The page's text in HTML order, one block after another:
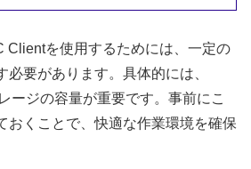
Clientを使用するためには、一定の
必要があります。具体的には、
ージの容量が重要です。事前にこ
おくことで、快適な作業環境を確保